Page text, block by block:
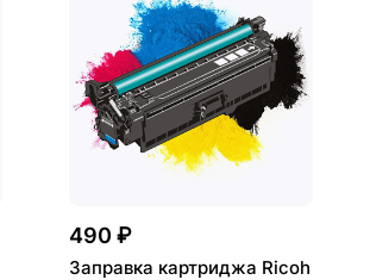
490 ₽
Заправка картриджа Ricoh